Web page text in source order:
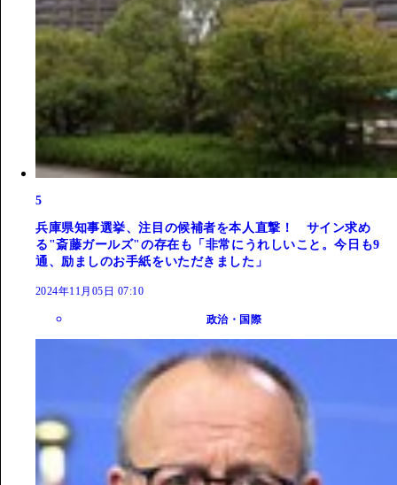
5
兵庫県知事選挙、注目の候補者を本人直撃！ サイン求め
る"斎藤ガールズ"の存在も「非常にうれしいこと。今日も9
通、励ましのお手紙をいただきました」
2024年11月05日 07:10
政治・国際